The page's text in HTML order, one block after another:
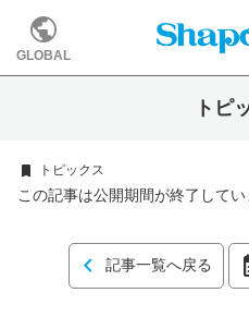
GLOBAL
トピ
トピックス
この記事は公開期間が終了してい
記事一覧へ戻る